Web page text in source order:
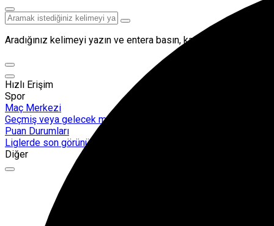
Aradığınız kelimeyi yazın ve entera basın, kapatmak için esc
Hızlı Erişim
Spor
Maç Merkezi
Geçmiş veya gelecek maçları yakından takip edebilirsiniz.
Puan Durumları
Liglerde son görünüm!
Diğer